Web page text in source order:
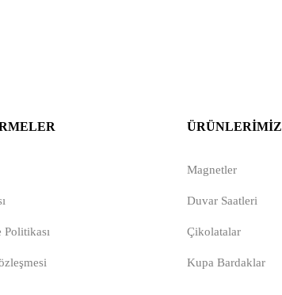
Politikası
ÜRÜNLERIMIZ
Magnetler
Duvar Saatleri
Çikolatalar
Kupa Bardaklar